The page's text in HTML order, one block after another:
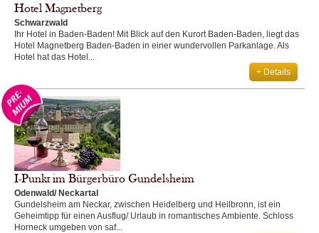
Hotel Magnetberg
Schwarzwald
Ihr Hotel in Baden-Baden! Mit Blick auf den Kurort Baden-Baden, liegt das
Hotel Magnetberg Baden-Baden in einer wundervollen Parkanlage. Als
Hotel hat das Hotel...
+ Details
I-Punkt im Bürgerbüro Gundelsheim
Odenwald/ Neckartal
Gundelsheim am Neckar, zwischen Heidelberg und Heilbronn, ist ein
Geheimtipp für einen Ausflug/ Urlaub in romantisches Ambiente. Schloss
Horneck umgeben von saf...